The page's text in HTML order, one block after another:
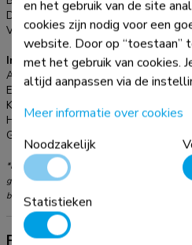
Diepteverstelling:
Verstellingstype:
Mechanische
Informatie
Artikelnummer:
NS-
EAN:
Kleur:
Hoofdmateriaal:
Staal
Garantie:
*NB. De vermelde inch-maten zijn slechts een
gewicht en de VESA-maten. Het maximale
beperkingen voor de producten en dienen niet
Productinformatie
en het gebruik van de site
cookies zijn nodig voor een
website. Door op “toestaan”
met het gebruik van cookies.
altijd aanpassen via de
Meer informatie over cookies
Noodzakelijk
Statistieken